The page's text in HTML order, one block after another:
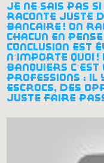
je ne sais pas
raconte juste
bancaire ! on
chacun en
conclusion est
n’importe quoi !
banquiers
professions : il
escrocs, des
juste faire